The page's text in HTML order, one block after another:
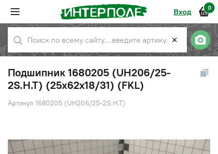
Вход 0
✕
Подшипник 1680205 (UH206/25-
2S.H.T) (25х62х18/31) (FKL)
Артикул 1680205 (UH206/25-2S.H.T)